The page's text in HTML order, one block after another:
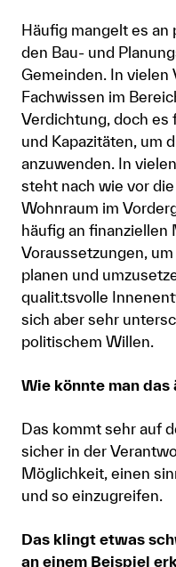
Häufig mangelt es
den Bau- und
Gemeinden. In vielen
Fachwissen im
Verdichtung, doch es
und Kapazitäten, um
anzuwenden. In
steht nach wie vor
Wohnraum im
häufig an
Voraussetzungen,
planen und
qualit.tsvolle
sich aber sehr
politischem Willen.
Wie könnte man das
Das kommt sehr auf
sicher in der
Möglichkeit, einen
und so einzugreifen.
Das klingt etwas
an einem Beispiel